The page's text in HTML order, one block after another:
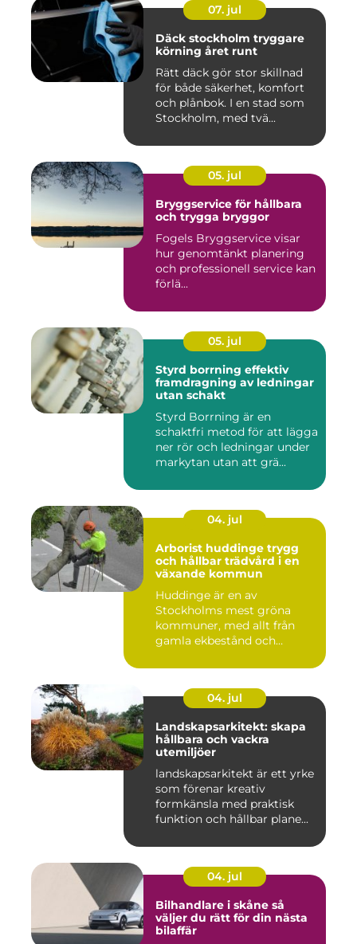
07. jul
Däck stockholm tryggare
körning året runt
Rätt däck gör stor skillnad
för både säkerhet, komfort
och plånbok. I en stad som
Stockholm, med tvä...
05. jul
Bryggservice för hållbara
och trygga bryggor
Fogels Bryggservice visar
hur genomtänkt planering
och professionell service kan
förlä...
05. jul
Styrd borrning effektiv
framdragning av ledningar
utan schakt
Styrd Borrning är en
schaktfri metod för att lägga
ner rör och ledningar under
markytan utan att grä...
04. jul
Arborist huddinge trygg
och hållbar trädvård i en
växande kommun
Huddinge är en av
Stockholms mest gröna
kommuner, med allt från
gamla ekbestånd och
04. jul
Landskapsarkitekt: skapa
hållbara och vackra
utemiljöer
landskapsarkitekt är ett yrke
som förenar kreativ
formkänsla med praktisk
funktion och hållbar plane...
04. jul
Bilhandlare i skåne så
väljer du rätt för din nästa
bilaffär